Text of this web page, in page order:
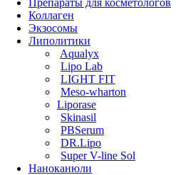
Коллаген
Экзосомы
Липолитики
Aqualyx
Lipo Lab
LIGHT FIT
Meso-wharton
Liporase
Skinasil
PBSerum
DR.Lipo
Super V-line Sol
Наноканюли